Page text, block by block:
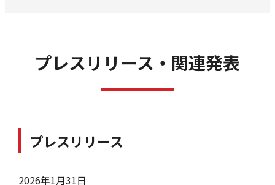
プレスリリース ・関連発表
プレスリリース
2026年1月31日